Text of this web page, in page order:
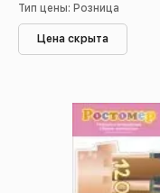
Тип цены: Розница
Цена скрыта